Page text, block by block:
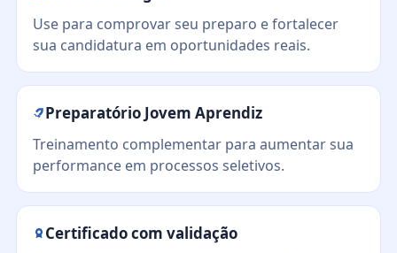
Use para comprovar seu preparo e fortalecer
sua candidatura em oportunidades reais.
Preparatório Jovem Aprendiz
Treinamento complementar para aumentar sua
performance em processos seletivos.
Certificado com validação